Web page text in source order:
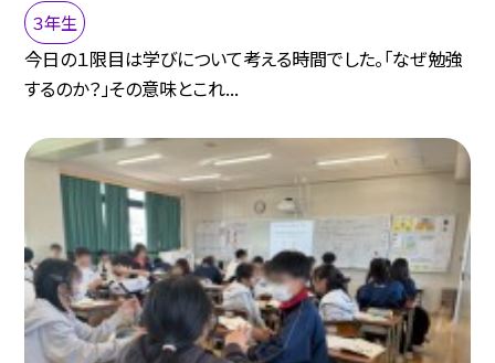
３年生
今日の１限目は学びについて考える時間でした。「なぜ勉強
するのか？」その意味とこれ...